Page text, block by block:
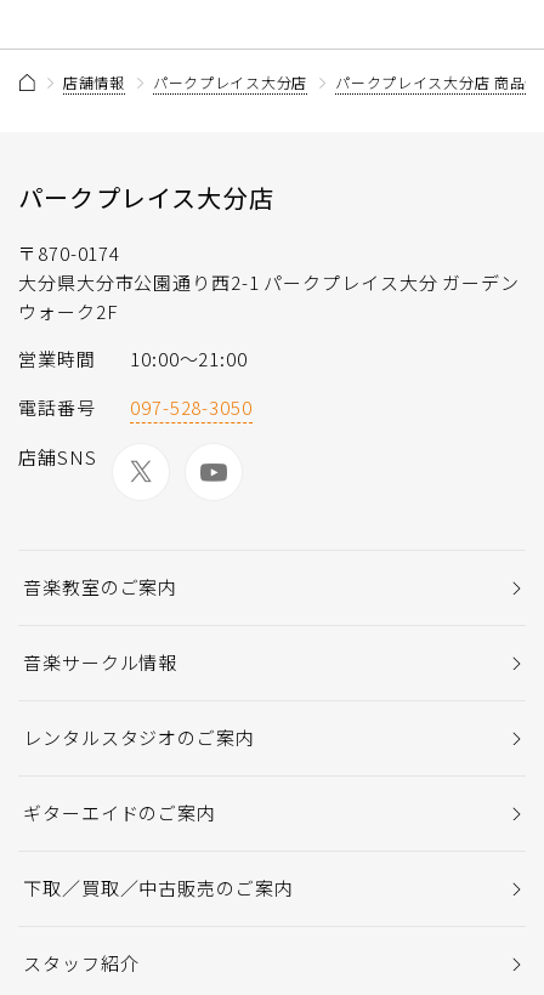
店舗情報 パークプレイス大分店 パークプレイス大分店 商品
パークプレイス大分店
〒870-0174
大分県大分市公園通り西2-1 パークプレイス大分 ガーデン
ウォーク2F
営業時間
10:00〜21:00
電話番号
097-528-3050
店舗SNS
音楽教室のご案内
音楽サークル情報
レンタルスタジオのご案内
ギターエイドのご案内
下取／買取／中古販売のご案内
スタッフ紹介